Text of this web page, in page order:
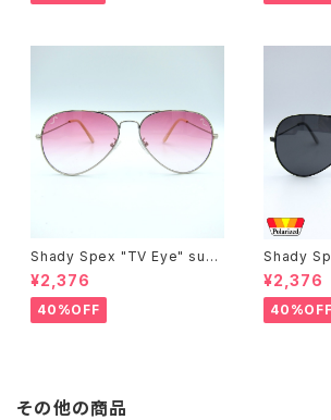
Shady Spex "TV Eye" sung
lasses, Silver w/Rose Grad
ient lenses
¥2,376
40%OFF
Shady
lasses,
Grey
¥2,376
40%OFF
その他の商品